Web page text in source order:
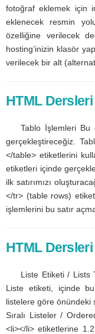
fotoğraf eklemek için
eklenecek resmin
özelliğine verilecek
hosting’inizin klasör
verilecek bir alt
HTML
Tablo İşlemleri Bu
gerçekleştireceğiz.
</table> etiketlerini
etiketleri içinde
ilk satırımızı
</tr> (table rows)
işlemlerini bu satır
HTML
Liste Etiketi / Lists
Liste etiketi, içinde
listelere göre önündeki
Sıralı Listeler /
<li></li> etiketlerine